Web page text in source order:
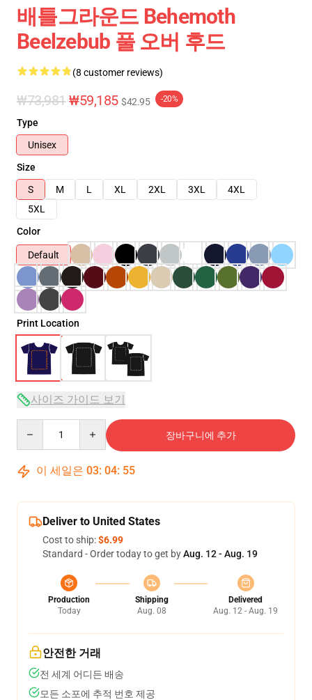
배틀그라운드 Behemoth
Beelzebub 풀 오버 후드
(8 customer reviews)
₩73,981 ₩59,185 $42.95 -20%
Type
Unisex
Size
S
M L XL 2XL 3XL
4XL
5XL
Color
Default
Print Location
사이즈 가이드 보기
장바구니에 추가
이 세일은 03: 04: 54
Deliver to United States
Cost to ship:$6.99
Standard - Order today to get byAug. 12 - Aug. 19
Production
Today
Shipping
Aug. 08
Delivered
Aug. 12 - Aug. 19
안전한 거래
전 세계 어디든 배송
모든 소포에 추적 번호 제공